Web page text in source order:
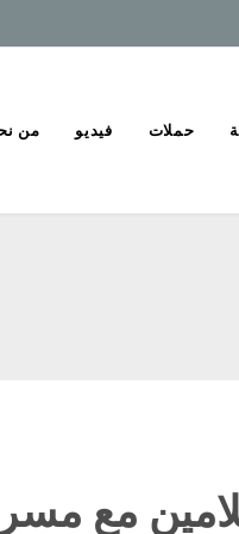
حملات فيديو من
مع